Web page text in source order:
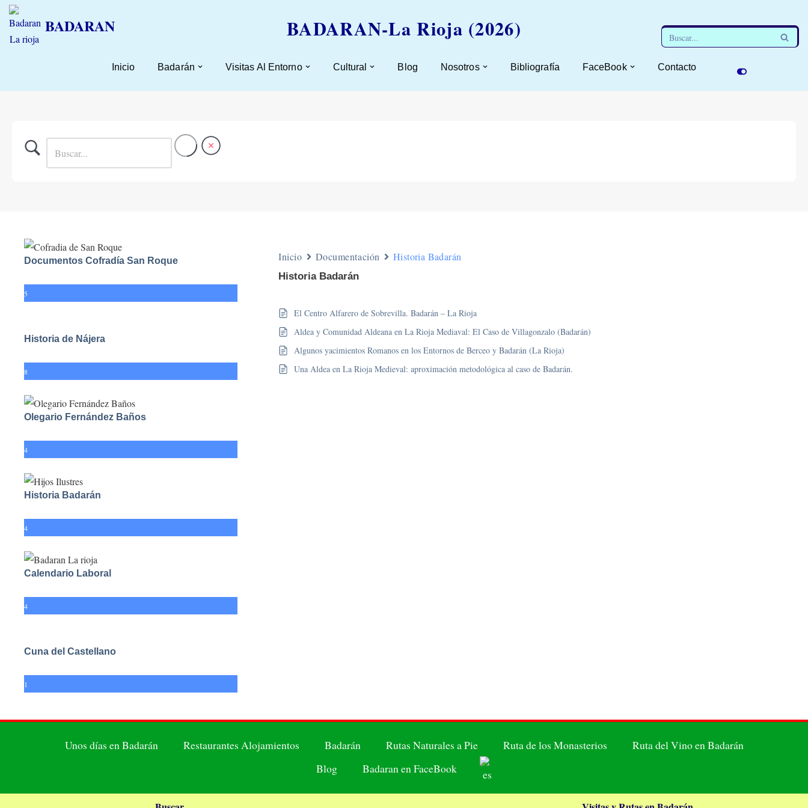
Saltar
BADARAN BADARAN-La Rioja (2026)
Inicio Badarán Visitas Al Entorno Cultural Blog Nosotros Bibliografía FaceBook Contacto
Documentos Cofradía San Roque
5
Historia de Nájera
8
Olegario Fernández Baños
4
Historia Badarán
4
Calendario Laboral
4
Cuna del Castellano
1
Inicio Documentación Historia Badarán
Historia Badarán
El Centro Alfarero de Sobrevilla. Badarán – La Rioja
Aldea y Comunidad Aldeana en La Rioja Mediaval: El Caso de Villagonzalo (Badarán)
Algunos yacimientos Romanos en los Entornos de Berceo y Badarán (La Rioja)
Una Aldea en La Rioja Medieval: aproximación metodológica al caso de Badarán.
Unos días en Badarán Restaurantes Alojamientos Badarán Rutas Naturales a Pie Ruta de los Monasterios
Ruta del Vino en Badarán
Blog
Badaran en FaceBook